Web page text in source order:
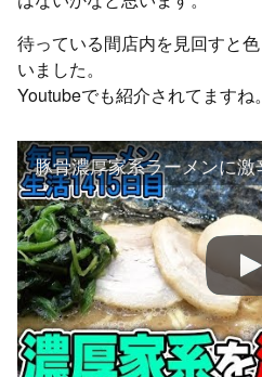
待っている間店内を見回すと
いました。
Youtubeでも紹介されてますね。